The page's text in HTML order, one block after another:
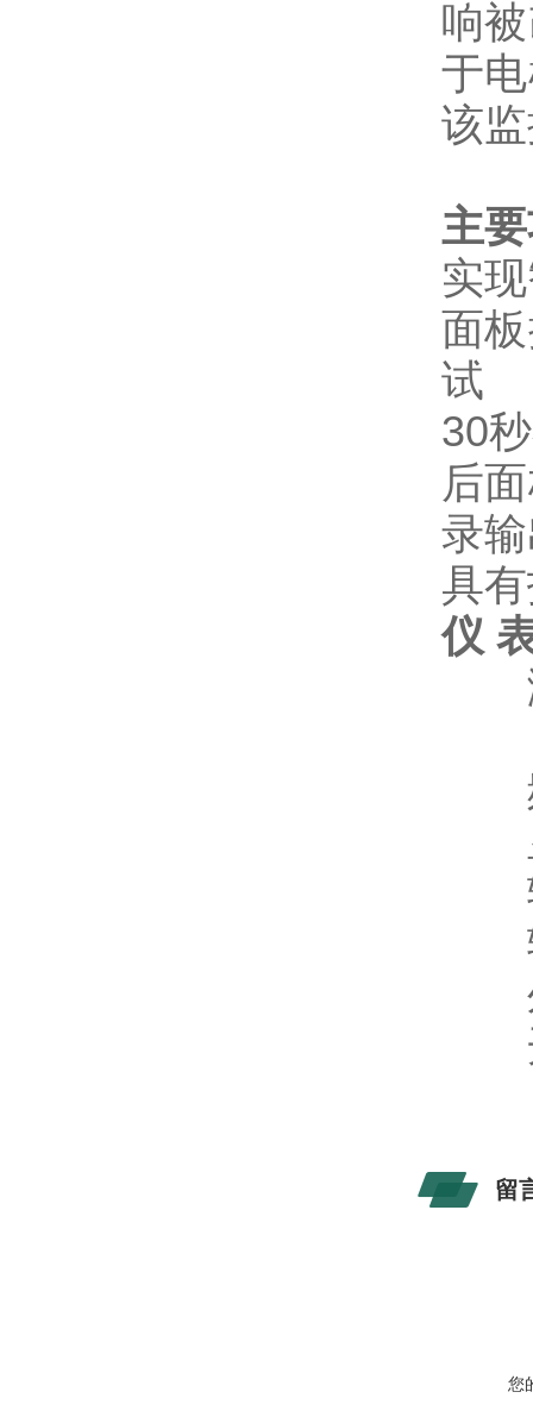
响
于
该
主
实
面
试
30
后
录
具
仪
留
您